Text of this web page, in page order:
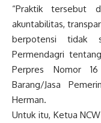
“Praktik tersebut
akuntabilitas,
berpotensi tidak
Permendagri
Perpres Nomor
Barang/Jasa
Herman.
Untuk itu, Ketua